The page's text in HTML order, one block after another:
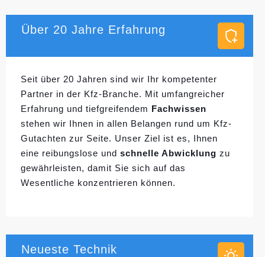
Über 20 Jahre Erfahrung
Seit über 20 Jahren sind wir Ihr kompetenter
Partner in der Kfz-Branche. Mit umfangreicher
Erfahrung und tiefgreifendem Fachwissen
stehen wir Ihnen in allen Belangen rund um Kfz-
Gutachten zur Seite. Unser Ziel ist es, Ihnen
eine reibungslose und schnelle Abwicklung zu
gewährleisten, damit Sie sich auf das
Wesentliche konzentrieren können.
Neueste Technik